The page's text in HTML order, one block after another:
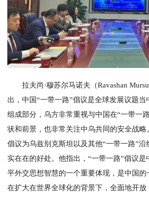
拉夫尚·穆苏尔马诺夫（Ravashan
出，中国“一带一路”倡议是全球发展议题
组成部分，乌方非常重视与中国在“一带一
状和前景，也非常关注中乌共同的安全战略
倡议为乌兹别克斯坦以及其他“一带一路”沿
实在在的好处。他指出，“一带一路”倡议是
平外交思想智慧的一个重要体现，是中国的
在扩大在世界全球化的背景下，全面地开放